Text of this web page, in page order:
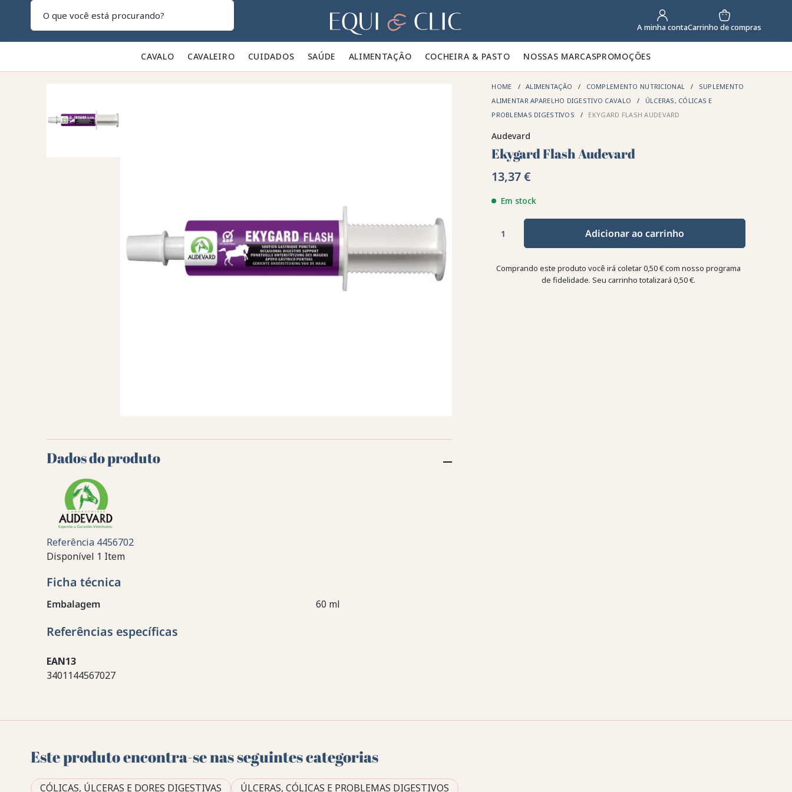
Lar A minha contaCarrinho de compras
CAVALO 🐎 CAVALEIRO 👕 CUIDADOS 🪮 SAÚDE ✨ ALIMENTAÇÃO 🥕 COCHEIRA & PASTO 🍃 NOSSAS MARCASPROMOÇÕES
HOME ALIMENTAÇÃO COMPLEMENTO NUTRICIONAL
SUPLEMENTO
ALIMENTAR APARELHO DIGESTIVO CAVALO
ÚLCERAS, CÓLICAS E
PROBLEMAS DIGESTIVOS
EKYGARD FLASH AUDEVARD
Audevard
Ekygard Flash Audevard
13,37 €
Em stock
Adicionar ao carrinho
Comprando este produto você irá coletar0,50 €com nosso programa
de fidelidade. Seu carrinho totalizará0,50 €.
Dados do produto
Referência 4456702
Disponível 1 Item
Ficha técnica
Embalagem 60 ml
Referências específicas
EAN13
3401144567027
Este produto encontra-se nas seguintes categorias
CÓLICAS, ÚLCERAS E DORES DIGESTIVAS ÚLCERAS, CÓLICAS E PROBLEMAS DIGESTIVOS